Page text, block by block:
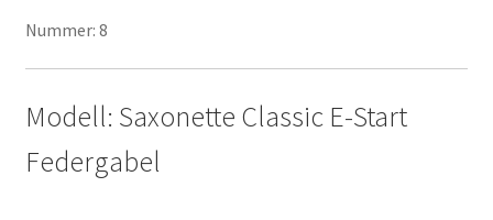
Nummer: 8
Modell: Saxonette Classic E-Start
Federgabel